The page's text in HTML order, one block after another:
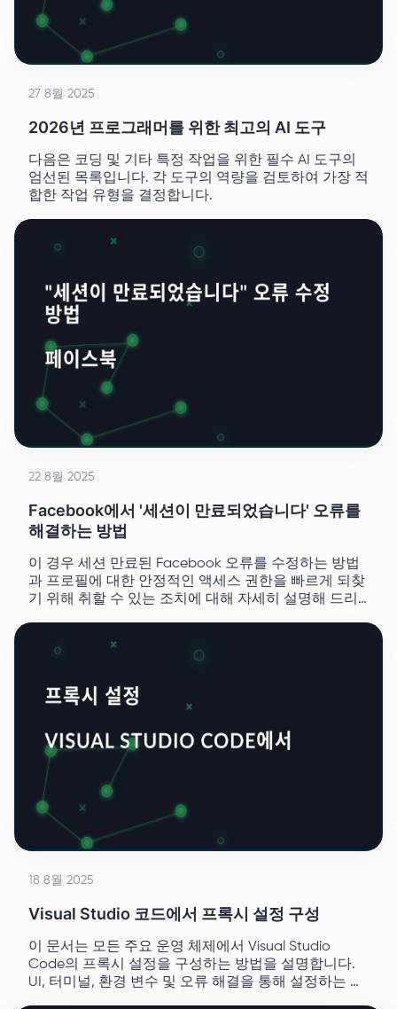
27 8월 2025
2026년 프로그래머를 위한 최고의 AI 도구
다음은 코딩 및 기타 특정 작업을 위한 필수 AI 도구의
엄선된 목록입니다. 각 도구의 역량을 검토하여 가장 적
합한 작업 유형을 결정합니다.
22 8월 2025
Facebook에서 '세션이 만료되었습니다' 오류를
해결하는 방법
이 경우 세션 만료된 Facebook 오류를 수정하는 방법
과 프로필에 대한 안정적인 액세스 권한을 빠르게 되찾
기 위해 취할 수 있는 조치에 대해 자세히 설명해 드리
18 8월 2025
Visual Studio 코드에서 프록시 설정 구성
이 문서는 모든 주요 운영 체제에서 Visual Studio
Code의 프록시 설정을 구성하는 방법을 설명합니다.
UI, 터미널, 환경 변수 및 오류 해결을 통해 설정하는 방